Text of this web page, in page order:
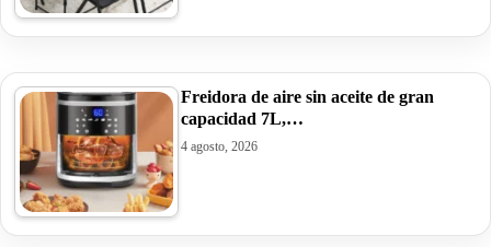
Freidora de aire sin aceite de gran
capacidad 7L,…
4 agosto, 2026